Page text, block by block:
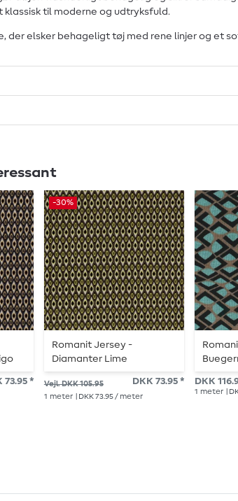
til moderne og udtryksfuld.
der elsker behageligt tøj med rene linjer og et
73.95 *
-30%
Romanit Jersey -
Diamanter Lime
Vejl. DKK 105.95 DKK 73.95 *
1 meter | DKK 73.95 / meter
DKK
1 meter |